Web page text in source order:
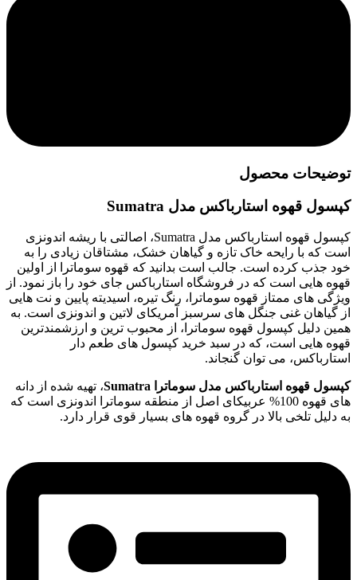
توضیحات محصول
کپسول قهوه استارباکس مدل Sumatra
کپسول قهوه استارباکس مدل Sumatra، اصالتی با ریشه اندونزی
است که با رایحه خاک تازه و گیاهان خشک، مشتاقان زیادی را به
خود جذب کرده است. جالب است بدانید که قهوه سوماترا از اولین
قهوه هایی است که در فروشگاه استارباکس جای خود را باز نمود. از
ویژگی های ممتاز قهوه سوماترا، رنگ تیره، اسیدیته پایین و نت هایی
از گیاهان غنی جنگل های سرسبز آمریکای لاتین و اندونزی است. به
همین دلیل کپسول قهوه سوماترا، از محبوب ترین و ارزشمندترین
قهوه هایی است، که در سبد خرید کپسول های طعم دار
استارباکس، می توان گنجاند.
کپسول قهوه استارباکس مدل سوماترا Sumatra
، تهیه شده از دانه
های قهوه 100% عربیکای اصل از منطقه سوماترا اندونزی است که
به دلیل تلخی بالا در گروه قهوه های بسیار قوی قرار دارد.